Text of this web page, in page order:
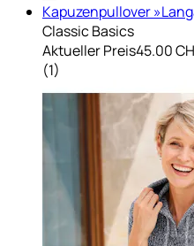
Kapuzenpullover
Classic Basics
Aktueller Preis45.00
(1)